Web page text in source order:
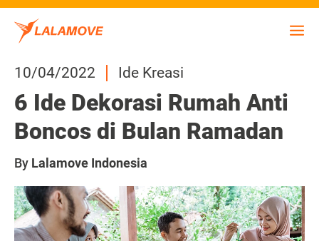
10/04/2022 Ide Kreasi
6 Ide Dekorasi Rumah Anti
Boncos di Bulan Ramadan
By Lalamove Indonesia